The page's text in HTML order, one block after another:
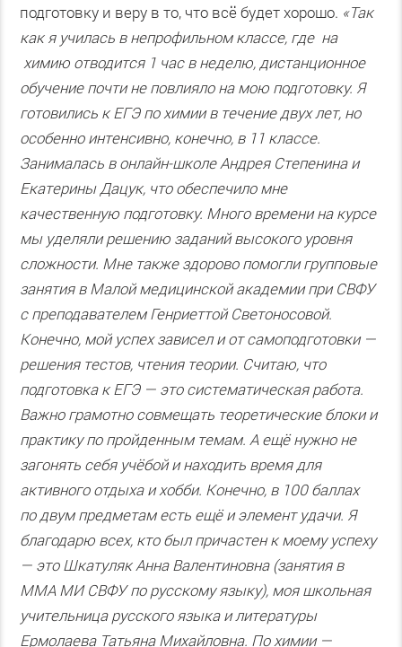
подготовку и веру в то, что всё будет хорошо. «Так
как я училась в непрофильном классе, где на
химию отводится 1 час в неделю, дистанционное
обучение почти не повлияло на мою подготовку. Я
готовились к ЕГЭ по химии в течение двух лет, но
особенно интенсивно, конечно, в 11 классе.
Занималась в онлайн-школе Андрея Степенина и
Екатерины Дацук, что обеспечило мне
качественную подготовку. Много времени на курсе
мы уделяли решению заданий высокого уровня
сложности. Мне также здорово помогли групповые
занятия в Малой медицинской академии при СВФУ
с преподавателем Генриеттой Светоносовой.
Конечно, мой успех зависел и от самоподготовки —
решения тестов, чтения теории. Считаю, что
подготовка к ЕГЭ — это систематическая работа.
Важно грамотно совмещать теоретические блоки и
практику по пройденным темам. А ещё нужно не
загонять себя учёбой и находить время для
активного отдыха и хобби. Конечно, в 100 баллах
по двум предметам есть ещё и элемент удачи. Я
благодарю всех, кто был причастен к моему успеху
— это Шкатуляк Анна Валентиновна (занятия в
ММА МИ СВФУ по русскому языку), моя школьная
учительница русского языка и литературы
Ермолаева Татьяна Михайловна. По химии —